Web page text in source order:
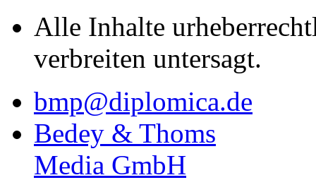
Alle Inhalte
verbreiten untersagt.
bmp@diplomica.de
Bedey & Thoms
Media GmbH